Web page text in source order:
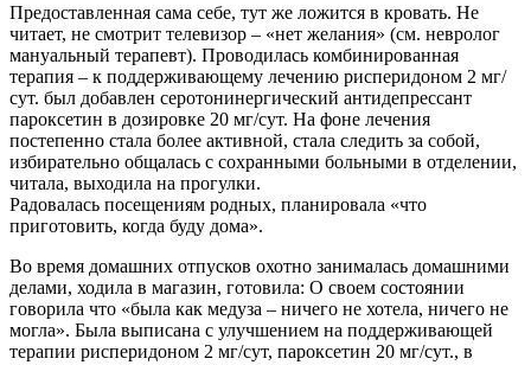
Предоставленная сама себе, тут же ложится в кровать. Не
читает, не смотрит телевизор – «нет желания» (см. невролог
мануальный терапевт). Проводилась комбинированная
терапия – к поддерживающему лечению рисперидоном 2 мг/
сут. был добавлен серотонинергический антидепрессант
пароксетин в дозировке 20 мг/сут. На фоне лечения
постепенно стала более активной, стала следить за собой,
избирательно общалась с сохранными больными в отделении,
читала, выходила на прогулки.
Радовалась посещениям родных, планировала «что
приготовить, когда буду дома».
Во время домашних отпусков охотно занималась домашними
делами, ходила в магазин, готовила: О своем состоянии
говорила что «была как медуза – ничего не хотела, ничего не
могла». Была выписана с улучшением на поддерживающей
терапии рисперидоном 2 мг/сут, пароксетин 20 мг/сут., в